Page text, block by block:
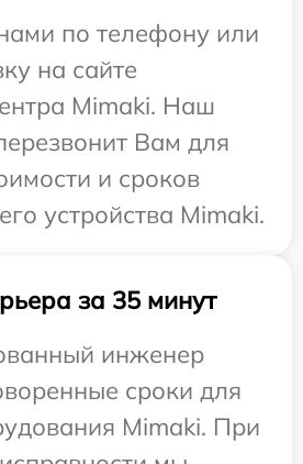
по телефону или
на сайте
Mimaki. Наш
Вам для
и сроков
устройства Mimaki.
за 35 минут
инженер
сроки для
Mimaki. При